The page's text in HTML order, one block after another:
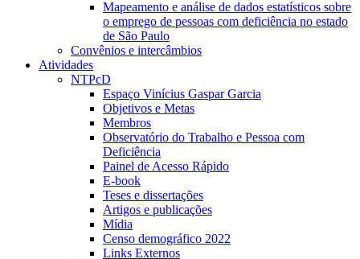
Mapeamento e análise de dados estatísticos sobre
o emprego de pessoas com deficiência no estado
de São Paulo
Convênios e intercâmbios
Atividades
NTPcD
Espaço Vinícius Gaspar Garcia
Objetivos e Metas
Membros
Observatório do Trabalho e Pessoa com
Deficiência
Painel de Acesso Rápido
E-book
Teses e dissertações
Artigos e publicações
Mídia
Censo demográfico 2022
Links Externos